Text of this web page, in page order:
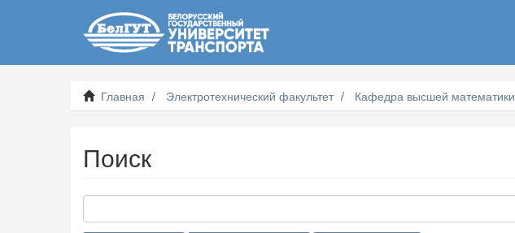
Главная Электротехнический факультет Кафедра высшей математики
Поиск